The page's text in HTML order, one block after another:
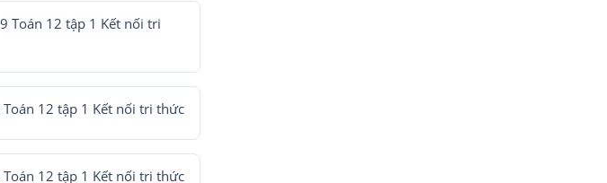
Toán 12 tập 1 Kết nối tri
12 tập 1 Kết nối tri thức
12 tập 1 Kết nối tri thức